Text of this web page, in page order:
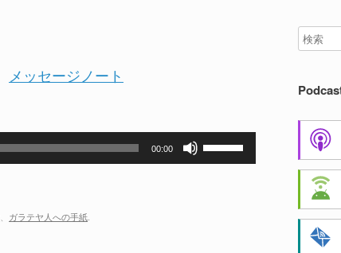
メッセージノート
00:00
ガラテヤ人への手紙